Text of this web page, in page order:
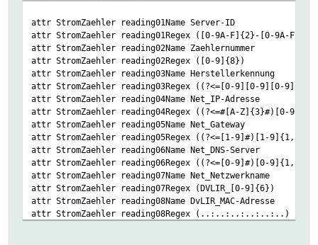
attr StromZaehler reading01Name Server-ID
attr StromZaehler reading01Regex ([0-9A-F]{2}-[0-9A-
attr StromZaehler reading02Name Zaehlernummer
attr StromZaehler reading02Regex ([0-9]{8})
attr StromZaehler reading03Name Herstellerkennung
attr StromZaehler reading03Regex ((?<=[0-9][0-9][0-
attr StromZaehler reading04Name Net_IP-Adresse
attr StromZaehler reading04Regex ((?<=#[A-Z]{3}#)[0-
attr StromZaehler reading05Name Net_Gateway
attr StromZaehler reading05Regex ((?<=[1-9]#)[1-
attr StromZaehler reading06Name Net_DNS-Server
attr StromZaehler reading06Regex ((?<=[0-9]#)[0-
attr StromZaehler reading07Name Net_Netzwerkname
attr StromZaehler reading07Regex (DVLIR_[0-9]{6})
attr StromZaehler reading08Name DvLIR_MAC-Adresse
attr StromZaehler reading08Regex (..:..:..:..:..:..)